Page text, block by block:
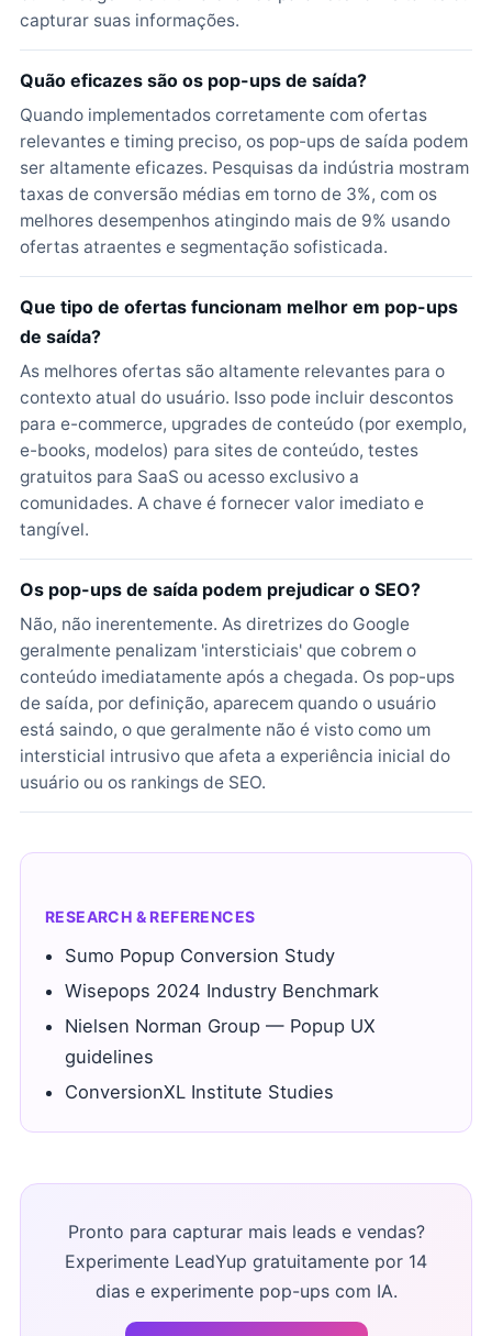
capturar suas informações.
Quão eficazes são os pop-ups de saída?
Quando implementados corretamente com ofertas
relevantes e timing preciso, os pop-ups de saída podem
ser altamente eficazes. Pesquisas da indústria mostram
taxas de conversão médias em torno de 3%, com os
melhores desempenhos atingindo mais de 9% usando
ofertas atraentes e segmentação sofisticada.
Que tipo de ofertas funcionam melhor em pop-ups
de saída?
As melhores ofertas são altamente relevantes para o
contexto atual do usuário. Isso pode incluir descontos
para e-commerce, upgrades de conteúdo (por exemplo,
e-books, modelos) para sites de conteúdo, testes
gratuitos para SaaS ou acesso exclusivo a
comunidades. A chave é fornecer valor imediato e
tangível.
Os pop-ups de saída podem prejudicar o SEO?
Não, não inerentemente. As diretrizes do Google
geralmente penalizam 'intersticiais' que cobrem o
conteúdo imediatamente após a chegada. Os pop-ups
de saída, por definição, aparecem quando o usuário
está saindo, o que geralmente não é visto como um
intersticial intrusivo que afeta a experiência inicial do
usuário ou os rankings de SEO.
RESEARCH & REFERENCES
Sumo Popup Conversion Study
Wisepops 2024 Industry Benchmark
Nielsen Norman Group — Popup UX
guidelines
ConversionXL Institute Studies
Pronto para capturar mais leads e vendas?
Experimente LeadYup gratuitamente por 14
dias e experimente pop-ups com IA.